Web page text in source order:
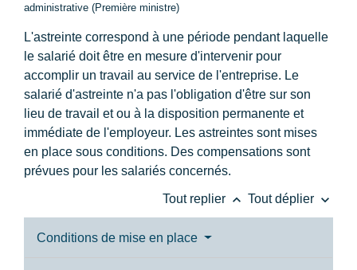
administrative (Première ministre)
L'astreinte correspond à une période pendant laquelle
le salarié doit être en mesure d'intervenir pour
accomplir un travail au service de l'entreprise. Le
salarié d'astreinte n'a pas l'obligation d'être sur son
lieu de travail et ou à la disposition permanente et
immédiate de l'employeur. Les astreintes sont mises
en place sous conditions. Des compensations sont
prévues pour les salariés concernés.
Tout replier keyboard_arrow_up Tout déplier keyboard_arrow_down
Conditions de mise en place